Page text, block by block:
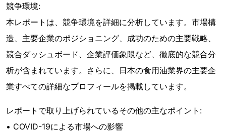
競争環境:
本レポートは、競争環境を詳細に分析しています。市場構
造、主要企業のポジショニング、成功のための主要戦略、
競合ダッシュボード、企業評価象限など、徹底的な競合分
析が含まれています。さらに、日本の食用油業界の主要企
業すべての詳細なプロフィールを掲載しています。
レポートで取り上げられているその他の主なポイント:
• COVID-19による市場への影響